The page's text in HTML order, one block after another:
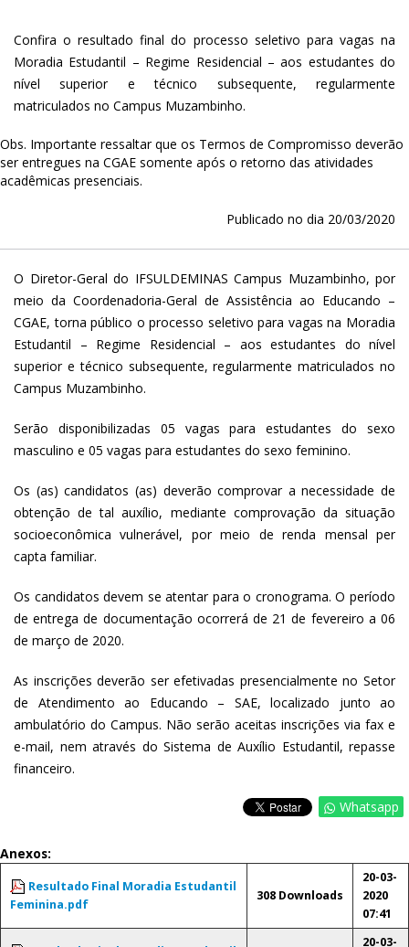
Confira o resultado final do processo seletivo para vagas na
Moradia Estudantil – Regime Residencial – aos estudantes do
nível superior e técnico subsequente, regularmente
matriculados no Campus Muzambinho.
Obs. Importante ressaltar que os Termos de Compromisso deverão
ser entregues na CGAE somente após o retorno das atividades
acadêmicas presenciais.
Publicado no dia 20/03/2020
O Diretor-Geral do IFSULDEMINAS Campus Muzambinho, por
meio da Coordenadoria-Geral de Assistência ao Educando –
CGAE, torna público o processo seletivo para vagas na Moradia
Estudantil – Regime Residencial – aos estudantes do nível
superior e técnico subsequente, regularmente matriculados no
Campus Muzambinho.
Serão disponibilizadas 05 vagas para estudantes do sexo
masculino e 05 vagas para estudantes do sexo feminino.
Os (as) candidatos (as) deverão comprovar a necessidade de
obtenção de tal auxílio, mediante comprovação da situação
socioeconômica vulnerável, por meio de renda mensal per
capta familiar.
Os candidatos devem se atentar para o cronograma. O período
de entrega de documentação ocorrerá de 21 de fevereiro a 06
de março de 2020.
As inscrições deverão ser efetivadas presencialmente no Setor
de Atendimento ao Educando – SAE, localizado junto ao
ambulatório do Campus. Não serão aceitas inscrições via fax e
e-mail, nem através do Sistema de Auxílio Estudantil, repasse
financeiro.
Whatsapp
Anexos:
Resultado Final Moradia Estudantil
Feminina.pdf
308 Downloads
20-03-
2020
07:41
20-03-